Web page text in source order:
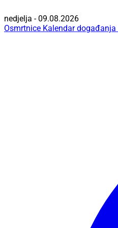
nedjelja - 09.08.2026
Osmrtnice Kalendar događanja